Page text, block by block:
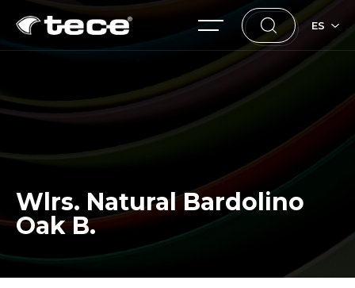
ES
Wlrs. Natural Bardolino
Oak B.